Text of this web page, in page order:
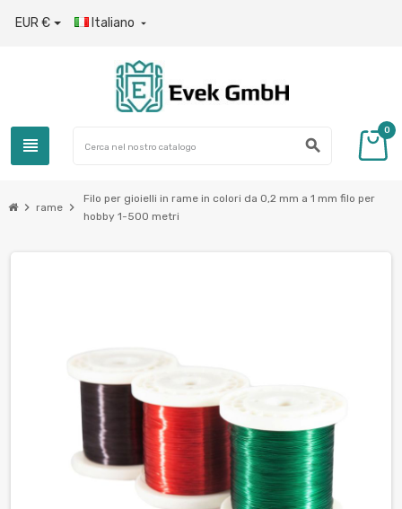
EUR € Italiano 
view_headline search
0
chevron_right rame chevron_right
Filo per gioielli in rame in colori da 0,2 mm a 1 mm filo per
hobby 1-500 metri